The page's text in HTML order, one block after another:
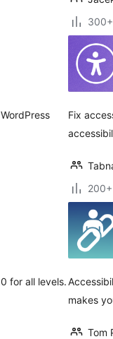
Fix
for all levels.
makes
Tom